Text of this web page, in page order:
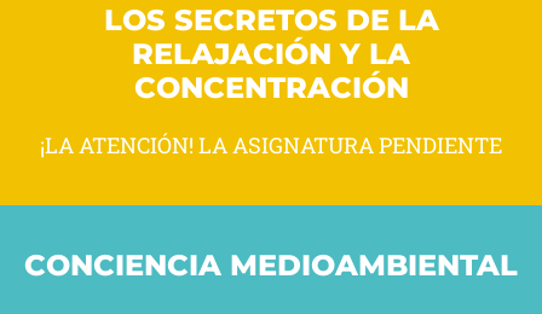
LOS SECRETOS DE LA
RELAJACIÓN Y LA
CONCENTRACIÓN
¡LA ATENCIÓN! LA ASIGNATURA PENDIENTE
CONCIENCIA MEDIOAMBIENTAL